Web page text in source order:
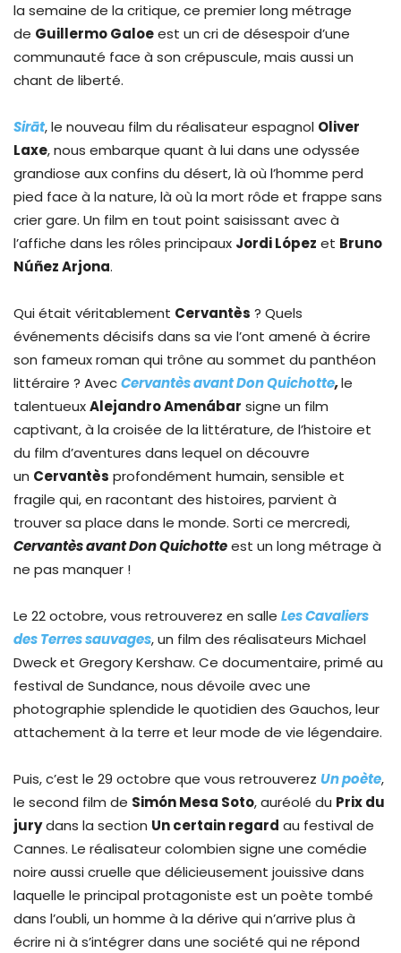
la semaine de la critique, ce premier long métrage
de Guillermo Galoeest un cri de désespoir d’une
communauté face à son crépuscule, mais aussi un
chant de liberté.
Sirāt, le nouveau film du réalisateur espagnol Oliver
Laxe, nous embarque quant à lui dans une odyssée
grandiose aux confins du désert, là où l’homme perd
pied face à la nature, là où la mort rôde et frappe sans
crier gare. Un film en tout point saisissant avec à
l’affiche dans les rôles principaux Jordi López et Bruno
Núñez Arjona.
Qui était véritablement Cervantès ? Quels
événements décisifs dans sa vie l’ont amené à écrire
son fameux roman qui trône au sommet du panthéon
littéraire ? AvecCervantès avant Don Quichotte,le
talentueuxAlejandro Amenábar signe un film
captivant, à la croisée de la littérature, de l’histoire et
du film d’aventures dans lequel on découvre
un Cervantès profondément humain, sensible et
fragile qui, en racontant des histoires, parvient à
trouver sa place dans le monde. Sorti ce mercredi,
Cervantès avant Don Quichotteest un long métrage à
ne pas manquer !
Le 22 octobre, vous retrouverez en salle Les Cavaliers
des Terres sauvages, un film des réalisateurs Michael
Dweck et Gregory Kershaw. Ce documentaire, primé au
festival de Sundance, nous dévoile avec une
photographie splendide le quotidien des Gauchos, leur
attachement à la terre et leur mode de vie légendaire.
Puis, c’est le 29 octobre que vous retrouverez Un poète,
le second film de Simón Mesa Soto, auréolé du Prix du
jurydans la section Un certain regard au festival de
Cannes. Le réalisateur colombien signe une comédie
noire aussi cruelle que délicieusement jouissive dans
laquelle le principal protagoniste est un poète tombé
dans l’oubli, un homme à la dérive qui n’arrive plus à
écrire ni à s’intégrer dans une société qui ne répond